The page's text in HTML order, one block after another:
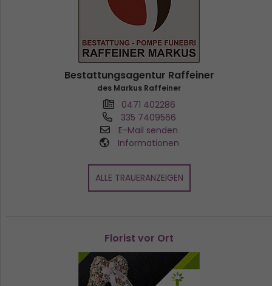
Bestattungsagentur Raffeiner
des Markus Raffeiner
0471 402286
335 7409566
E-Mail senden
Informationen
ALLE TRAUERANZEIGEN
Florist vor Ort